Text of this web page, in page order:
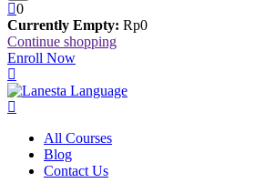
0
Currently Empty: Rp0
Continue shopping
Enroll Now
All Courses
Blog
Contact Us